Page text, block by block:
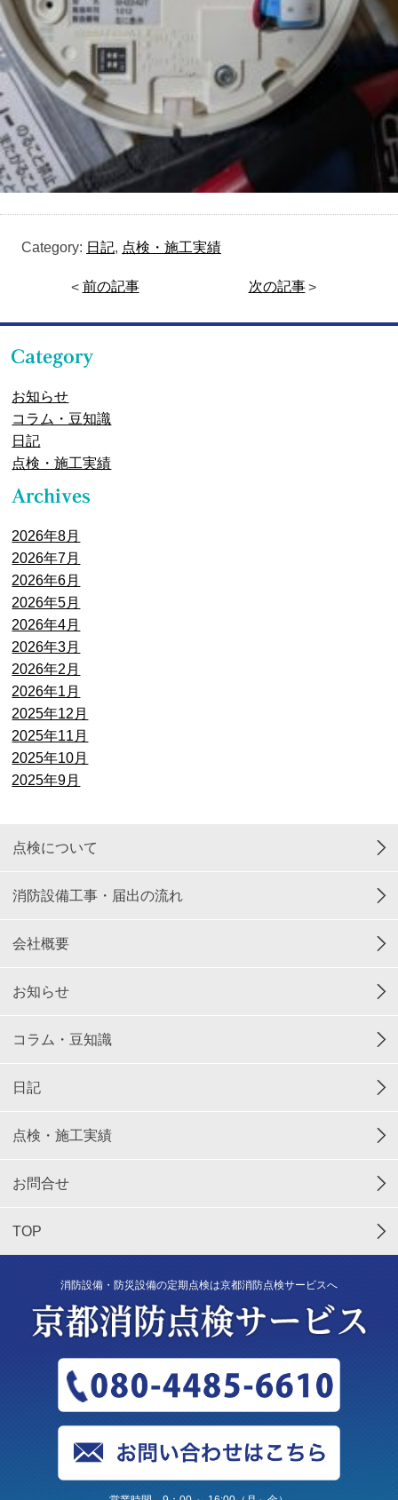
Category: 日記, 点検・施工実績
< 前の記事 次の記事 >
お知らせ
コラム・豆知識
日記
点検・施工実績
2026年8月
2026年7月
2026年6月
2026年5月
2026年4月
2026年3月
2026年2月
2026年1月
2025年12月
2025年11月
2025年10月
2025年9月
点検について
消防設備工事・届出の流れ
会社概要
お知らせ
コラム・豆知識
日記
点検・施工実績
お問合せ
TOP
消防設備・防災設備の定期点検は京都消防点検サービスへ